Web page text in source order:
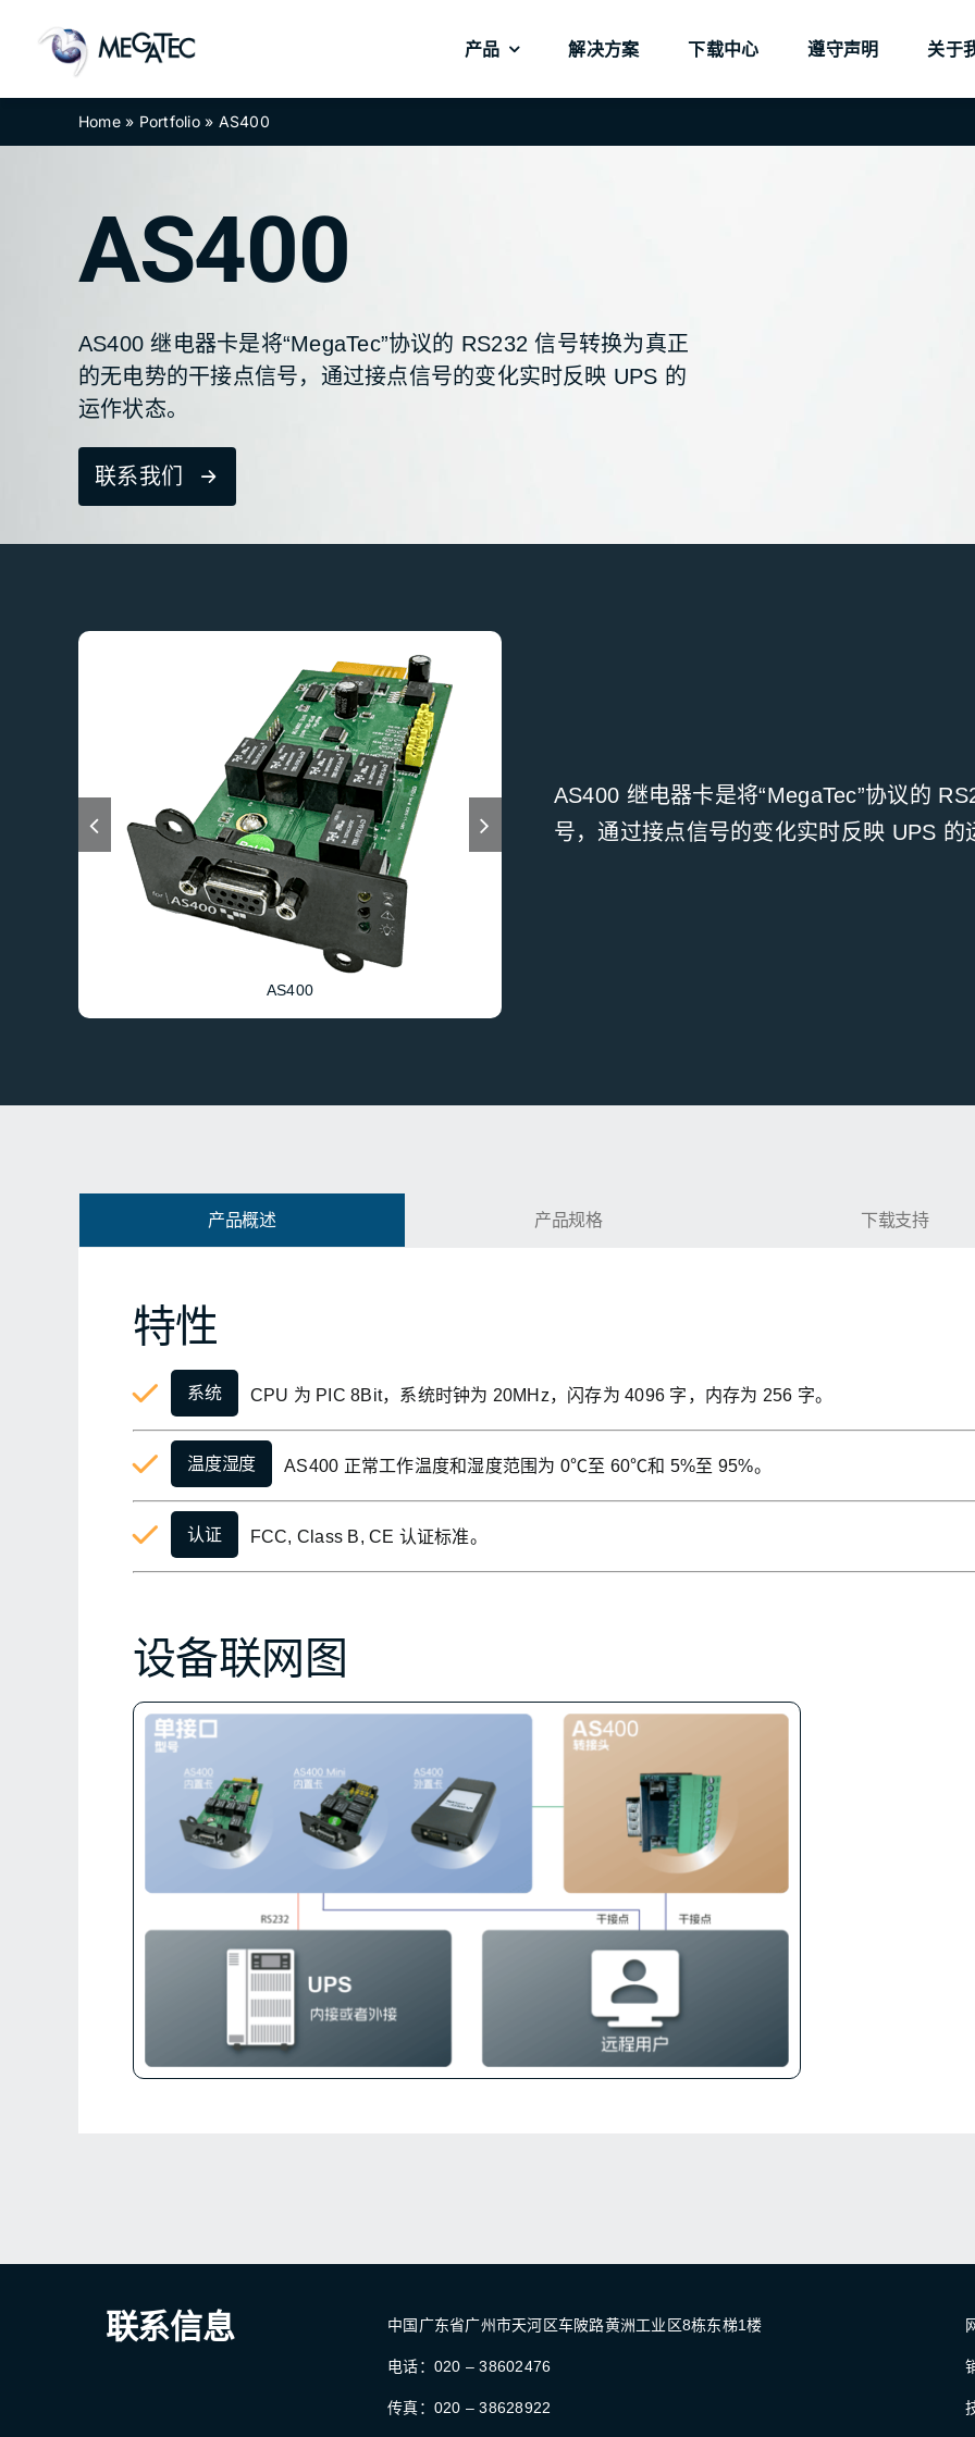
容
产品
UPS管理卡
NetAgentA NetAgent9
解决方案 下载中心 遵守声明 关于
UPS管理卡
NetAgentA NetAgent9
Home» Portfolio» AS400
AS400
AS400 继电器卡是将“MegaTec”协议的 RS232 信号转换为真正
的无电势的干接点信号，通过接点信号的变化实时反映 UPS 的
运作状态。
联系我们
AS400
AS400 继电器卡是将“MegaTec”协议的
号，通过接点信号的变化实时反映 UPS 的
产品概述 产品规格 下载支持
特性
系统 CPU 为 PIC 8Bit，系统时钟为 20MHz，闪存为 4096 字，内存为 256 字。
温度湿度 AS400 正常工作温度和湿度范围为 0℃至 60℃和 5%至 95%。
认证 FCC, Class B, CE 认证标准。
设备联网图
联系信息 中国广东省广州市天河区车陂路黄洲工业区8栋东梯1楼
电话：020 – 38602476
传真：020 – 38628922